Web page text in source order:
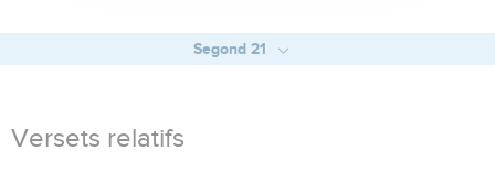
Segond 21
Versets relatifs